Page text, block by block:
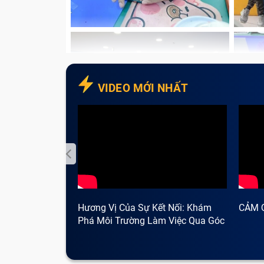
Xuất hiện dấu “X” màu đỏ tại biểu
Lỗi pin không sạc vào, máy báo
VIDEO MỚI NHẤT
Hương Vị Của Sự Kết Nối: Khám
Phá Môi Trường Làm Việc Qua Góc
CẢM